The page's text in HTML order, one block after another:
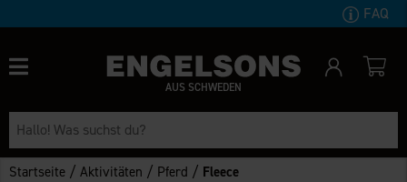
FAQ
AUS SCHWEDEN
Startseite /Aktivitäten / Pferd / Fleece